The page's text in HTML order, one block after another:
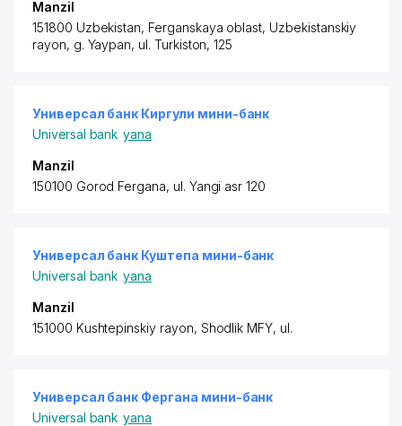
Manzil
151800 Uzbekistan, Ferganskaya oblast, Uzbekistanskiy
rayon, g. Yaypan, ul. Turkiston, 125
Универсал банк Киргули мини-банк
Universal bank yana
Manzil
150100 Gorod Fergana, ul. Yangi asr 120
Универсал банк Куштепа мини-банк
Universal bank yana
Manzil
151000 Kushtepinskiy rayon, Shodlik MFY, ul.
Универсал банк Фергана мини-банк
Universal bank yana